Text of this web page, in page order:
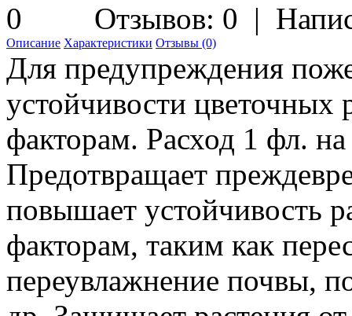
Отзывов: 0 |
Описание Характеристики Отзывы (0)
Для предупреждения
устойчивости цветочных
факторам. Расход 1 фл.
Предотвращает
повышает устойчивость
факторам, таким как
переувлажнение почвы,